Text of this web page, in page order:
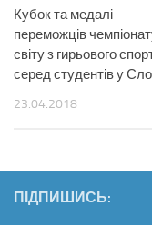
Кубок та медалі
переможців
світу з гирьового
серед студентів у
23.04.2018
ПІДПИШИСЬ: